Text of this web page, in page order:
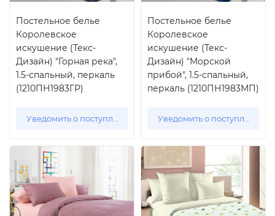
Постельное белье
Королевское
искушение (Текс-
Дизайн) "Горная река",
1.5-спальный, перкаль
(1210ПН1983ГР)
Уведомить о поступлении
Постельное белье
Королевское
искушение (Текс-
Дизайн) "Морской
прибой", 1.5-спальный,
перкаль (1210ПН1983МП)
Уведомить о поступлении